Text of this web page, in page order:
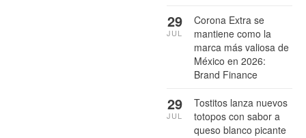
Corona Extra se
mantiene como la
marca más valiosa de
México en 2026:
Brand Finance
29
JUL
Tostitos lanza nuevos
totopos con sabor a
queso blanco picante
29
JUL